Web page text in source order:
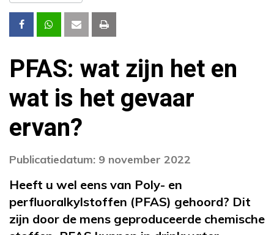
PFAS: wat zijn het en
wat is het gevaar
ervan?
Publicatiedatum: 9 november 2022
Heeft u wel eens van Poly- en
perfluoralkylstoffen (PFAS) gehoord? Dit
zijn door de mens geproduceerde chemische